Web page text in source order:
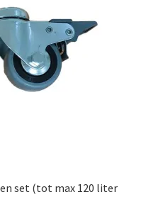
set (tot max 120 liter